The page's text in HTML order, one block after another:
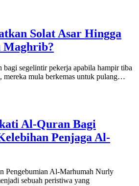
Solat Asar Hingga
bagi segelintir pekerja apabila hampir tiba
mereka mula berkemas untuk pulang…
Al-Quran Bagi
Penjaga Al-
Pengebumian Al-Marhumah Nurly
sebuah peristiwa yang